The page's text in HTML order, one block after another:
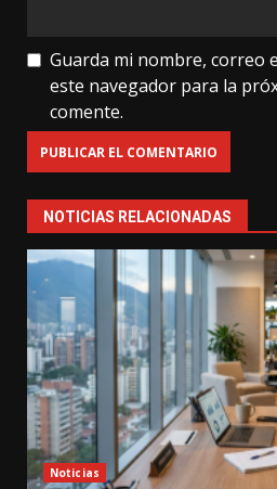
Guarda mi nombre, correo
este navegador para la
comente.
NOTICIAS RELACIONADAS
Noticias